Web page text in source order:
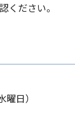
ください。
日）